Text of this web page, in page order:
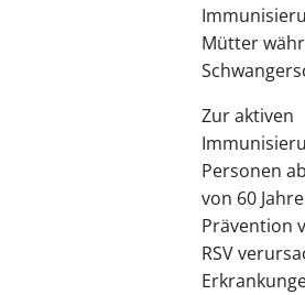
Mütter
Zur aktiven
Personen
von 60
Prävention
RSV